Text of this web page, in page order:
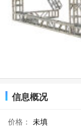
信息概况
价格： 未填